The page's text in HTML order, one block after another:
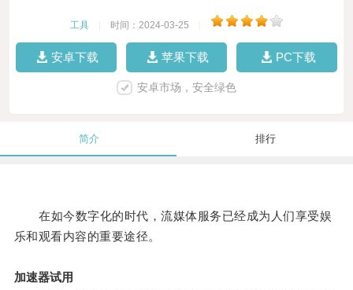
工具 时间：2024-03-25
安卓下载 苹果下载 PC下载
安卓市场，安全绿色
简介 排行
在如今数字化的时代，流媒体服务已经成为人们享受娱
乐和观看内容的重要途径。
加速器试用